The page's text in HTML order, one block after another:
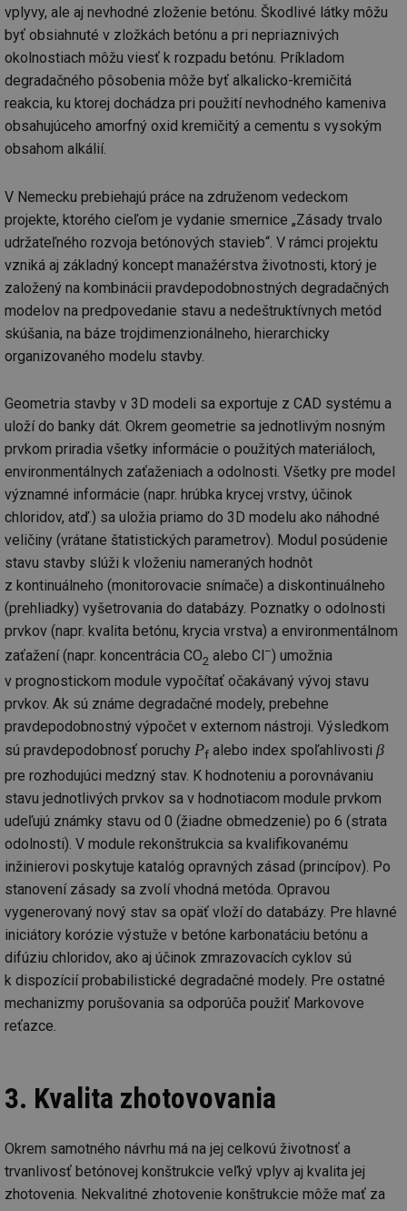
vplyvy, ale aj nevhodné zloženie betónu. Škodlivé látky môžu
byť obsiahnuté v zložkách betónu a pri nepriaznivých
okolnostiach môžu viesť k rozpadu betónu. Príkladom
degradačného pôsobenia môže byť alkalicko-kremičitá
reakcia, ku ktorej dochádza pri použití nevhodného kameniva
obsahujúceho amorfný oxid kremičitý a cementu s vysokým
obsahom alkálií.
V Nemecku prebiehajú práce na združenom vedeckom
projekte, ktorého cieľom je vydanie smernice „Zásady trvalo
udržateľného rozvoja betónových stavieb“. V rámci projektu
vzniká aj základný koncept manažérstva životnosti, ktorý je
založený na kombinácii pravdepodobnostných degradačných
modelov na predpovedanie stavu a nedeštruktívnych metód
skúšania, na báze trojdimenzionálneho, hierarchicky
organizovaného modelu stavby.
Geometria stavby v 3D modeli sa exportuje z CAD systému a
uloží do banky dát. Okrem geometrie sa jednotlivým nosným
prvkom priradia všetky informácie o použitých materiáloch,
environmentálnych zaťaženiach a odolnosti. Všetky pre model
významné informácie (napr. hrúbka krycej vrstvy, účinok
chloridov, atď.) sa uložia priamo do 3D modelu ako náhodné
veličiny (vrátane štatistických parametrov). Modul posúdenie
stavu stavby slúži k vloženiu nameraných hodnôt
z kontinuálneho (monitorovacie snímače) a diskontinuálneho
(prehliadky) vyšetrovania do databázy. Poznatky o odolnosti
prvkov (napr. kvalita betónu, krycia vrstva) a environmentálnom
zaťažení (napr. koncentrácia CO2 alebo Cl−) umožnia
v prognostickom module vypočítať očakávaný vývoj stavu
prvkov. Ak sú známe degradačné modely, prebehne
pravdepodobnostný výpočet v externom nástroji. Výsledkom
sú pravdepodobnosť poruchy Pf alebo index spoľahlivosti β
pre rozhodujúci medzný stav. K hodnoteniu a porovnávaniu
stavu jednotlivých prvkov sa v hodnotiacom module prvkom
udeľujú známky stavu od 0 (žiadne obmedzenie) po 6 (strata
odolnosti). V module rekonštrukcia sa kvalifikovanému
inžinierovi poskytuje katalóg opravných zásad (princípov). Po
stanovení zásady sa zvolí vhodná metóda. Opravou
vygenerovaný nový stav sa opäť vloží do databázy. Pre hlavné
iniciátory korózie výstuže v betóne karbonatáciu betónu a
difúziu chloridov, ako aj účinok zmrazovacích cyklov sú
k dispozícií probabilistické degradačné modely. Pre ostatné
mechanizmy porušovania sa odporúča použiť Markovove
reťazce.
3. Kvalita zhotovovania
Okrem samotného návrhu má na jej celkovú životnosť a
trvanlivosť betónovej konštrukcie veľký vplyv aj kvalita jej
zhotovenia. Nekvalitné zhotovenie konštrukcie môže mať za